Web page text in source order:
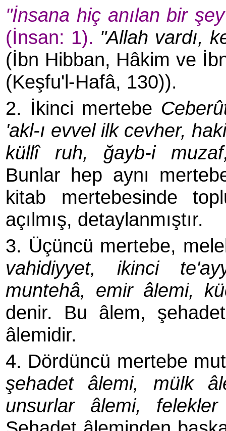
"İnsana hiç anılan bir
(İnsan: 1). "Allah vardı,
(İbn Hibban, Hâkim ve
(Keşfu'l-Hafâ, 130)).
2. İkinci mertebe
'akl-ı evvel ilk cevher,
küllî ruh, ğayb-i
Bunlar hep aynı
kitab mertebesinde
açılmış, detaylanmıştır.
3. Üçüncü mertebe,
vahidiy­yet, ikinci
muntehâ, emir âlemi,
denir. Bu âlem,
âlemidir.
4. Dördüncü mertebe
şehadet âlemi, mülk
unsurlar âlemi,